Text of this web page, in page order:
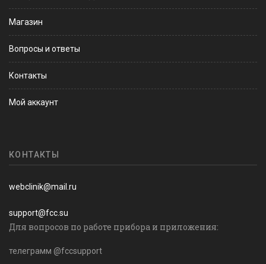
Магазин
Вопросы и ответы
Контакты
Мой аккаунт
КОНТАКТЫ
webclinik@mail.ru
support@fcc.su
Для вопросов по работе прибора и приложения:
телеграмм @fccsupport